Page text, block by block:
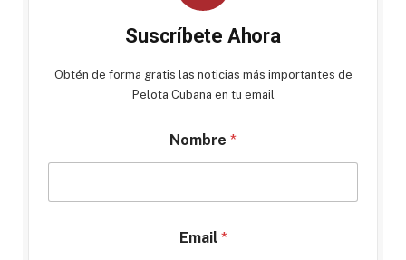
Suscríbete Ahora
Obtén de forma gratis las noticias más importantes de
Pelota Cubana en tu email
Nombre *
Email *